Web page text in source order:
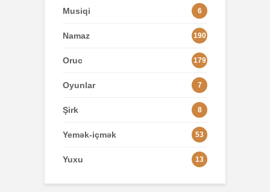
Musiqi 6
Namaz 190
Oruc 179
Oyunlar 7
Şirk 8
Yemək-içmək 53
Yuxu 13